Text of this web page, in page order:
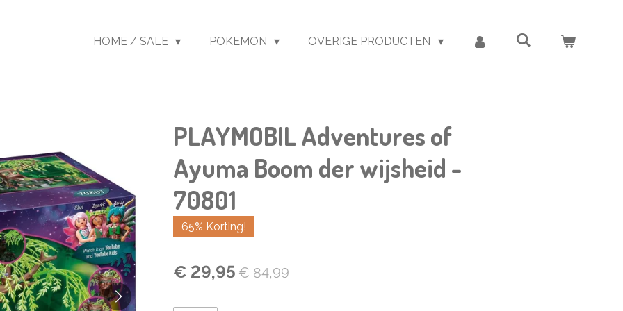
HOME / SALE POKEMON OVERIGE PRODUCTEN
PLAYMOBIL Adventures of
Ayuma Boom der wijsheid -
70801
65% Korting!
€ 29,95 € 84,99